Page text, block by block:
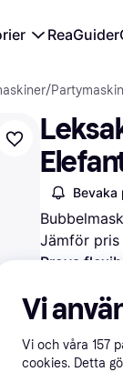
ReaGuider
/
Bevaka
Jämför pris
Prova
Vi
Vi och våra 157
cookies. Detta